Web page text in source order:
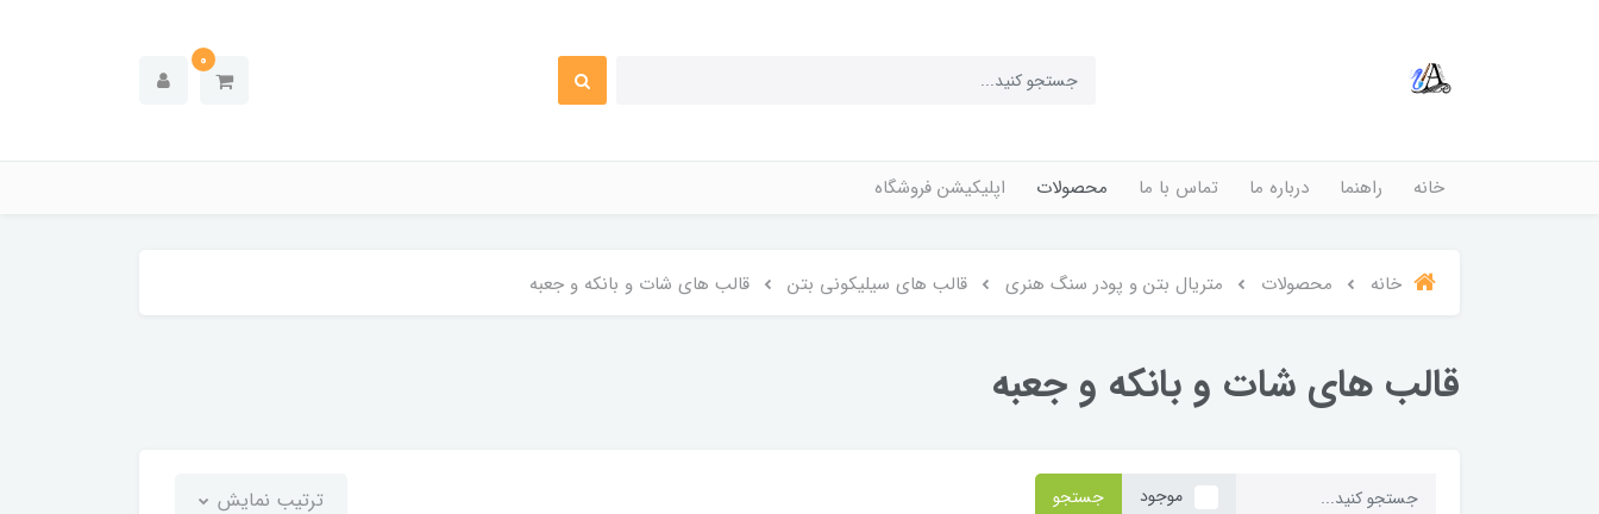
0
خانه راهنما درباره ما تماس با ما محصولات اپلیکیشن فروشگاه
خانه محصولات متریال بتن و پودر سنگ هنری قالب های سیلیکونی بتن قالب های شات و بانکه و جعبه
قالب های شات و بانکه و جعبه
موجود جستجو ترتیب نمایش